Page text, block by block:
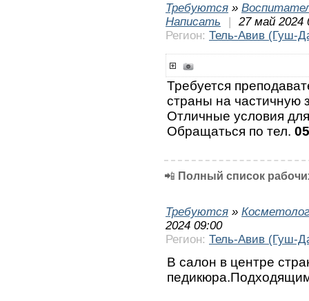
Требуются »
Написать
|
27 май 2024
Регион: Тель-Авив (Гуш-
Требуется
страны на частичную
Отличные условия
Обращаться по тел.
📲 Полный список
Требуются »
2024 09:00
Регион: Тель-Авив (Гуш-
В салон в центре